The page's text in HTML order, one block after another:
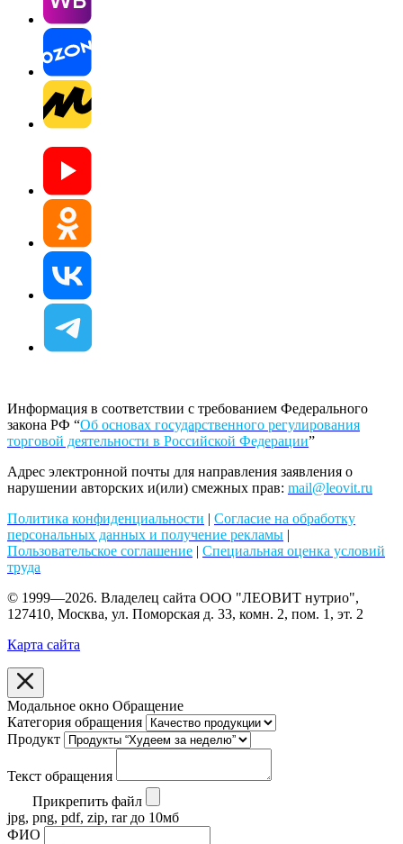
Информация в соответствии с требованием Федерального
закона РФ “Об основах государственного регулирования
торговой деятельности в Российской Федерации”
Адрес электронной почты для направления заявления о
нарушении авторских и(или) смежных прав: mail@leovit.ru
Политика конфиденциальности | Согласие на обработку
персональных данных и получение рекламы |
Пользовательское соглашение | Специальная оценка условий
труда
© 1999—2026. Владелец сайта ООО "ЛЕОВИТ нутрио",
127410, Москва, ул. Поморская д. 33, комн. 2, пом. 1, эт. 2
Карта сайта
Модальное окно Обращение
Категория обращения
Продукт
Текст обращения
Прикрепить файл
jpg, png, pdf, zip, rar до 10мб
ФИО